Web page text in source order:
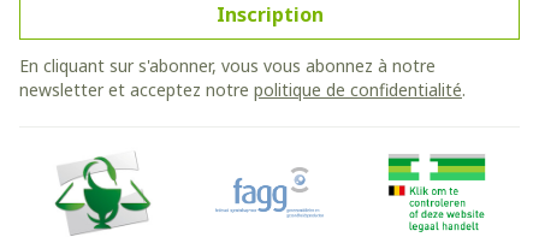
Inscription
En cliquant sur s'abonner, vous vous abonnez à notre
newsletter et acceptez notre politique de confidentialité.